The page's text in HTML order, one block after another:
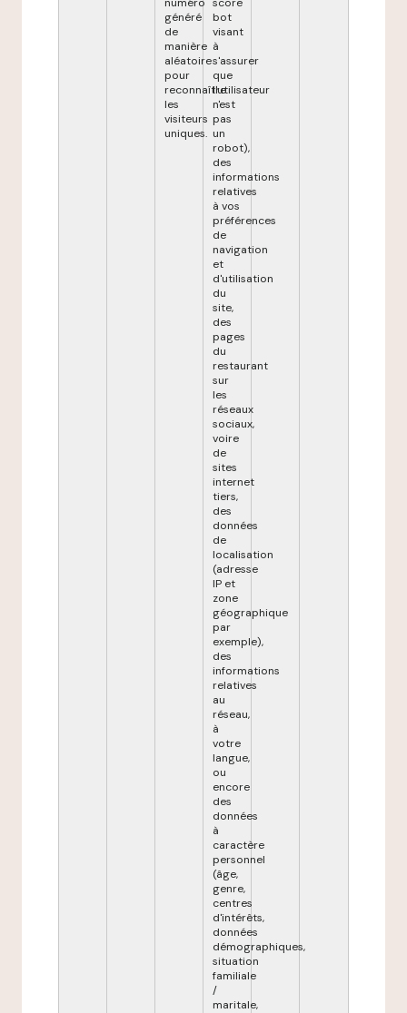
généré
de
manière
aléatoire
pour
reconnaître
les
visiteurs
uniques.
bot
visant
à
s'assurer
que
l'utilisateur
n'est
pas
un
robot),
des
informations
relatives
à vos
préférences
de
navigation
et
d'utilisation
du
site,
des
pages
du
restaurant
sur
les
réseaux
sociaux,
voire
de
sites
internet
tiers,
des
données
de
localisation
(adresse
IP et
zone
géographique
par
exemple),
des
informations
relatives
au
réseau,
à
votre
langue,
ou
encore
des
données
à
caractère
personnel
(âge,
genre,
centres
d'intérêts,
données
démographiques,
situation
familiale
/
maritale,